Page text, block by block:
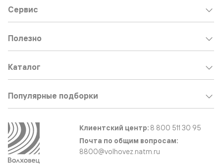
Сервис
Полезно
Каталог
Популярные подборки
Клиентский центр: 8 800 511 30 95
Почта по общим вопросам:
8800@volhovez.natm.ru